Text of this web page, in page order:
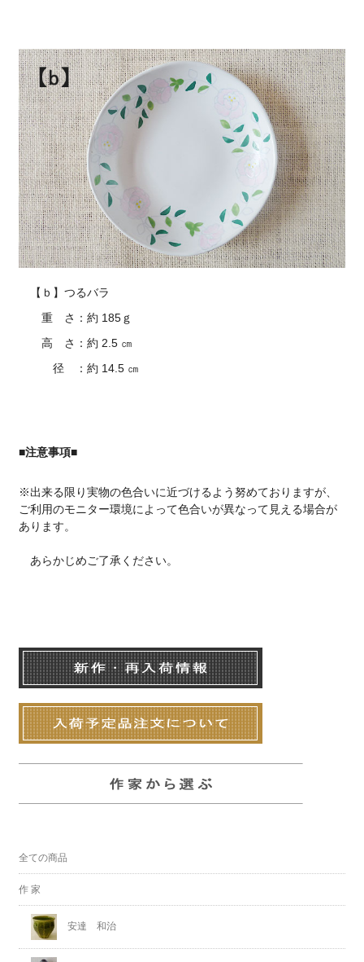
【ｂ】つるバラ
重 さ：約 185ｇ
高 さ：約 2.5 ㎝
径 ：約 14.5 ㎝
■注意事項■
※出来る限り実物の色合いに近づけるよう努めておりますが、
ご利用のモニター環境によって色合いが異なって見える場合が
あります。
あらかじめご了承ください。
全ての商品
作 家
安達 和治